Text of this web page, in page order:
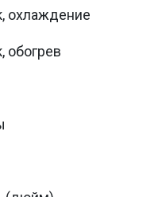
охлаждение
обогрев